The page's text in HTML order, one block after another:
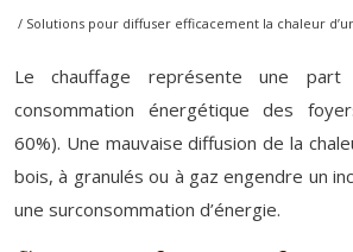
/ Solutions pour diffuser efficacement la chaleur
Le chauffage représente une
consommation énergétique des
60%). Une mauvaise diffusion de la
bois, à granulés ou à gaz engendre un
une surconsommation d’énergie.